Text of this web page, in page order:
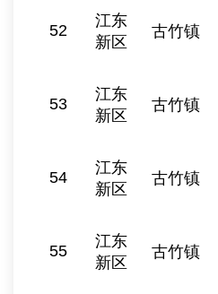
52
江东
新区
古竹镇
53
江东
新区
古竹镇
54
江东
新区
古竹镇
55
江东
新区
古竹镇